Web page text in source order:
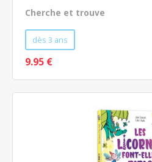
Cherche et trouve
dès 3 ans
9.95 €